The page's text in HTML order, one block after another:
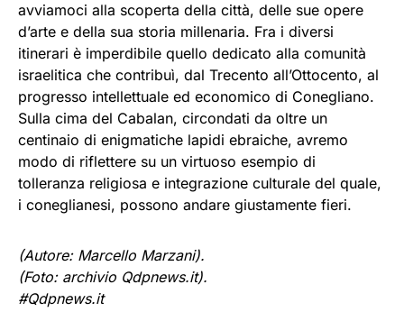
avviamoci alla scoperta della città, delle sue opere
d’arte e della sua storia millenaria. Fra i diversi
itinerari è imperdibile quello dedicato alla comunità
israelitica che contribuì, dal Trecento all’Ottocento, al
progresso intellettuale ed economico di Conegliano.
Sulla cima del Cabalan, circondati da oltre un
centinaio di enigmatiche lapidi ebraiche, avremo
modo di riflettere su un virtuoso esempio di
tolleranza religiosa e integrazione culturale del quale,
i coneglianesi, possono andare giustamente fieri.
(Autore: Marcello Marzani).
(Foto: archivio Qdpnews.it).
#Qdpnews.it